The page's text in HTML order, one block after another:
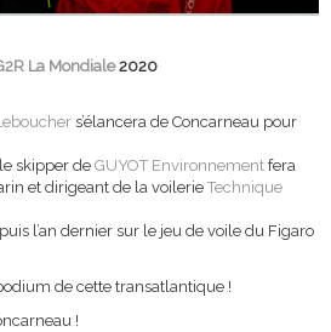
La Mondiale2020
s’élancera de Concarneau pour
skipper de GUYOT Environnement fera
et dirigeant de la voilerie Technique
l’an dernier sur le jeu de voile du Figaro
de cette transatlantique !
!